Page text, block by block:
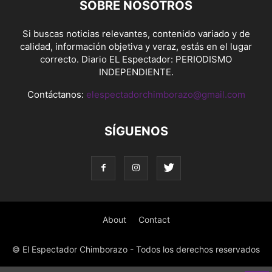
SOBRE NOSOTROS
Si buscas noticias relevantes, contenido variado y de
calidad, información objetiva y veraz, estás en el lugar
correcto. Diario EL Espectador: PERIODISMO
INDEPENDIENTE.
Contáctanos: elespectadorchimborazo@gmail.com
SÍGUENOS
About Contact
© El Espectador Chimborazo - Todos los derechos reservados